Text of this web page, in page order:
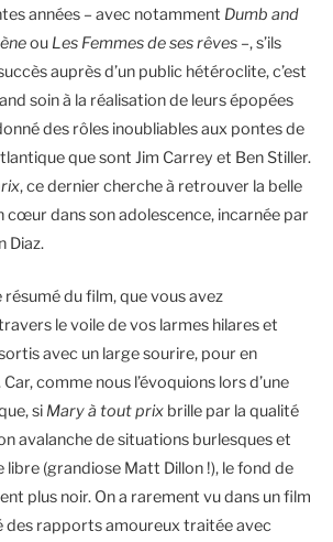
années – avec notamment Dumb and
ou Les Femmes de ses rêves –, s’ils
auprès d’un public hétéroclite, c’est
soin à la réalisation de leurs épopées
des rôles inoubliables aux pontes de
que sont Jim Carrey et Ben Stiller.
, ce dernier cherche à retrouver la belle
cœur dans son adolescence, incarnée par
Diaz.
résumé du film, que vous avez
le voile de vos larmes hilares et
avec un large sourire, pour en
comme nous l’évoquions lors d’une
si Mary à tout prix brille par la qualité
avalanche de situations burlesques et
libre (grandiose Matt Dillon !), le fond de
plus noir. On a rarement vu dans un film
des rapports amoureux traitée avec